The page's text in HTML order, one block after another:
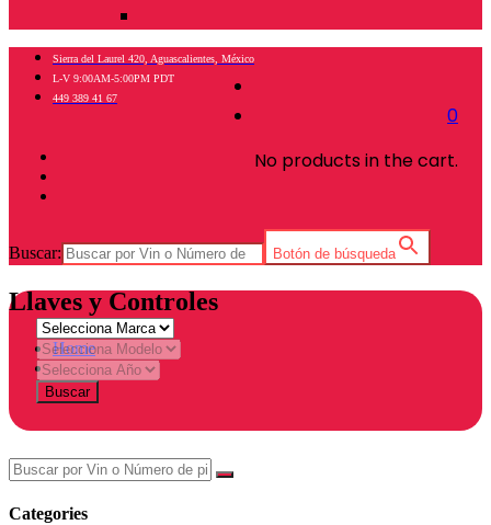
0
No products in the cart.
Sierra del Laurel 420, Aguascalientes, México
L-V 9:00AM-5:00PM PDT
449 389 41 67
Buscar: Botón de búsqueda
Llaves y Controles
Home
Tienda
Buscar
Categories